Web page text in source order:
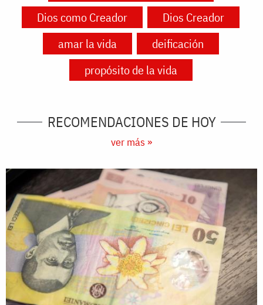
Dios como Creador
Dios Creador
amar la vida
deificación
propósito de la vida
RECOMENDACIONES DE HOY
ver más »